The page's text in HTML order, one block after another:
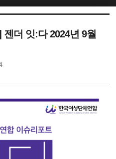
더 잇:다 2024년 9월
치북5
케치북5